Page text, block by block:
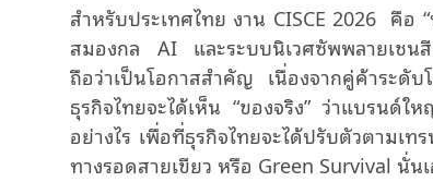
สำหรับประเทศไทย งาน CISCE 2026 คือ
สมองกล AI และระบบนิเวศซัพพลายเชน
ถือว่าเป็นโอกาสสำคัญ เนื่องจากคู่ค้าระดั
ธุรกิจไทยจะได้เห็น “ของจริง” ว่าแบรนด์
อย่างไร เพื่อที่ธุรกิจไทยจะได้ปรับตัวตามเ
ทางรอดสายเขียว หรือ Green Survival นั่น